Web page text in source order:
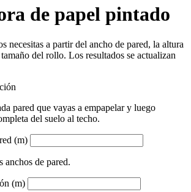
de papel pintado
necesitas a partir del ancho de pared, la altura
del rollo. Los resultados se actualizan
pared que vayas a empapelar y luego
del suelo al techo.
(m)
anchos de pared.
(m)